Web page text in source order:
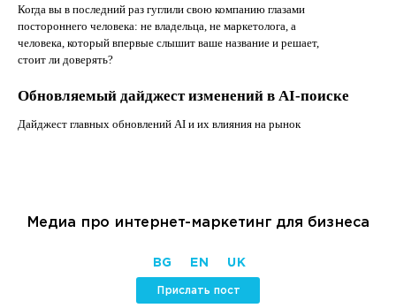
Когда вы в последний раз гуглили свою компанию глазами
постороннего человека: не владельца, не маркетолога, а
человека, который впервые слышит ваше название и решает,
стоит ли доверять?
Обновляемый дайджест изменений в AI-поиске
Дайджест главных обновлений AI и их влияния на рынок
Медиа про интернет-маркетинг для бизнеса
BG EN UK
Прислать пост